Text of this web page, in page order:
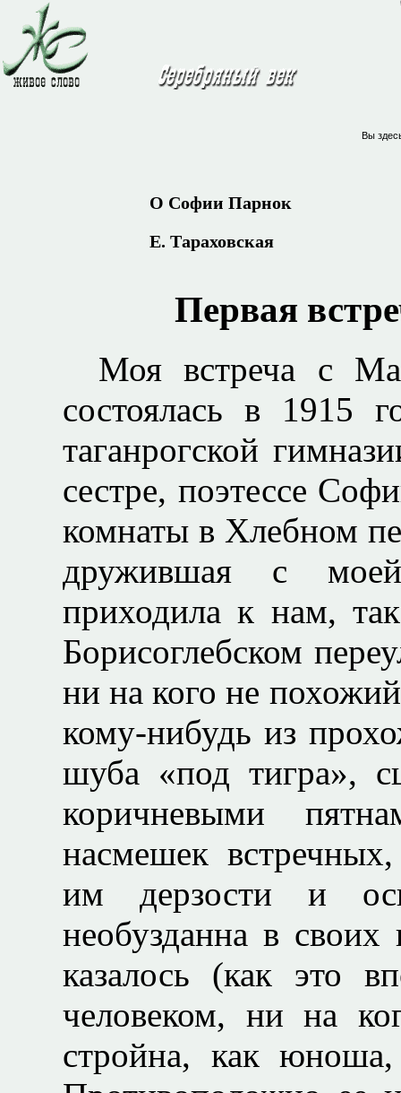
Вы
О Софии Парнок
Е. Тараховская
Первая
Моя встреча с
состоялась в 1915
таганрогской
сестре, поэтессе
комнаты в Хлебном
дружившая с
приходила к нам,
Борисоглебском
ни на кого не
кому-нибудь из
шуба «под тигра»,
коричневыми
насмешек
им дерзости и
необузданна в
казалось (как это
человеком, ни на
стройна, как юноша,